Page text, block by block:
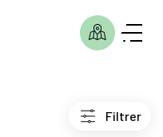
Filtrer